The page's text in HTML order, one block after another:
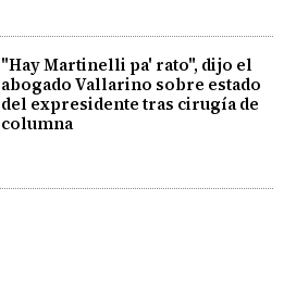
"Hay Martinelli pa' rato", dijo el
abogado Vallarino sobre estado
del expresidente tras cirugía de
columna